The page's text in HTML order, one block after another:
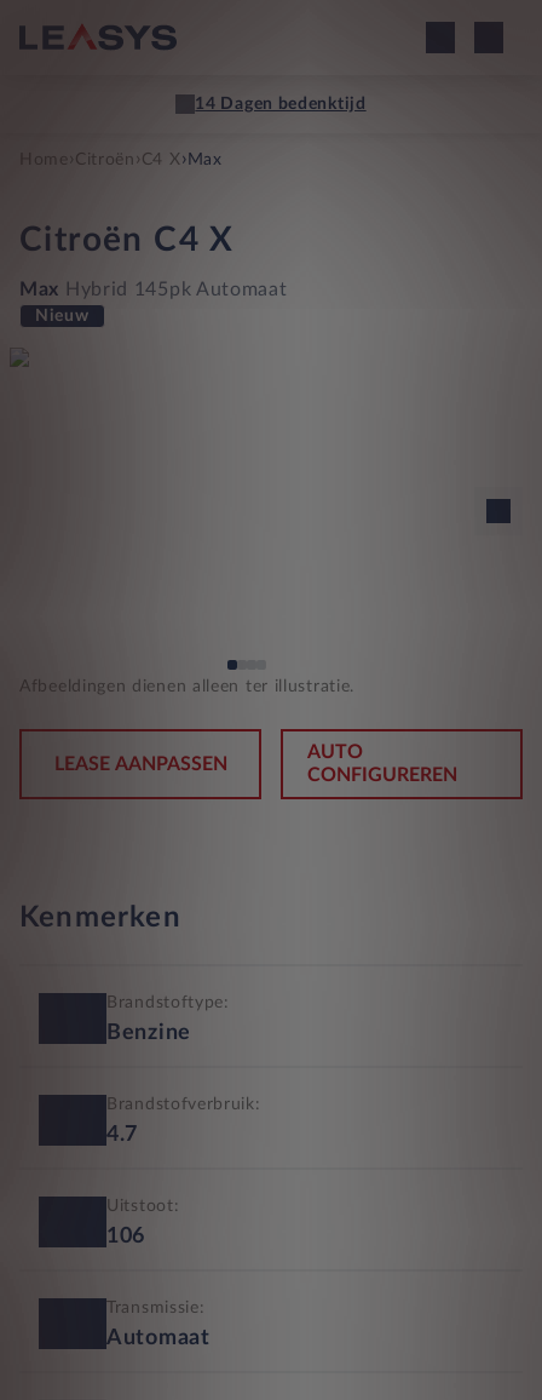
14 Dagen bedenktijd
Home › Citroën › C4 X › Max
Citroën C4 X
Max Hybrid 145pk Automaat
Nieuw
Afbeeldingen dienen alleen ter illustratie.
LEASE AANPASSEN
AUTO
CONFIGUREREN
Kenmerken
Brandstoftype:
Benzine
Brandstofverbruik:
4.7
Uitstoot:
106
Transmissie:
Automaat